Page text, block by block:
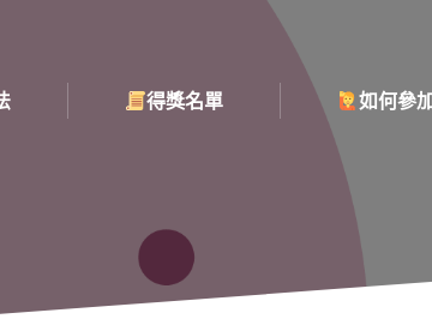
得獎名單 如何參